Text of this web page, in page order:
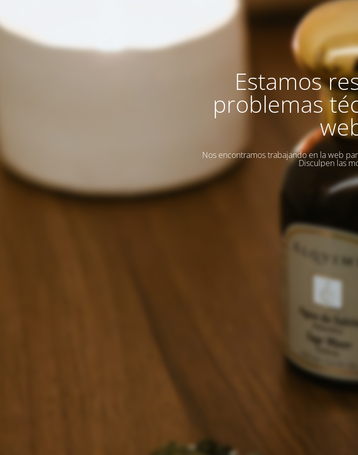
Estamos
problemas
Nos encontramos trabajando en la web
Disculpen las